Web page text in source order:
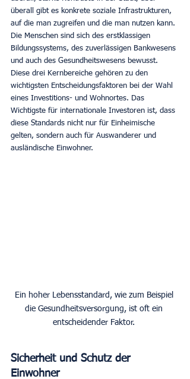
überall gibt es konkrete soziale Infrastrukturen,
auf die man zugreifen und die man nutzen kann.
Die Menschen sind sich des erstklassigen
Bildungssystems, des zuverlässigen Bankwesens
und auch des Gesundheitswesens bewusst.
Diese drei Kernbereiche gehören zu den
wichtigsten Entscheidungsfaktoren bei der Wahl
eines Investitions- und Wohnortes. Das
Wichtigste für internationale Investoren ist, dass
diese Standards nicht nur für Einheimische
gelten, sondern auch für Auswanderer und
ausländische Einwohner.
Ein hoher Lebensstandard, wie zum Beispiel
die Gesundheitsversorgung, ist oft ein
entscheidender Faktor.
Sicherheit und Schutz der
Einwohner